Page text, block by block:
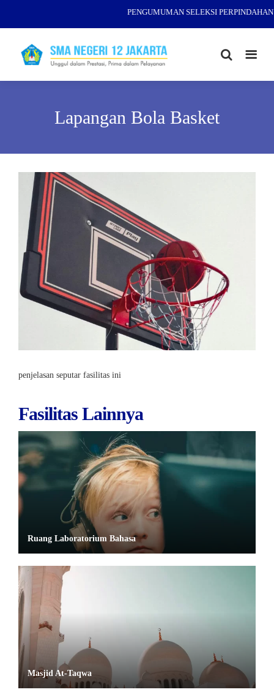
PENGUMUMAN SELEKSI
Lapangan Bola Basket
penjelasan seputar fasilitas ini
Fasilitas Lainnya
Ruang Laboratorium Bahasa
Masjid At-Taqwa